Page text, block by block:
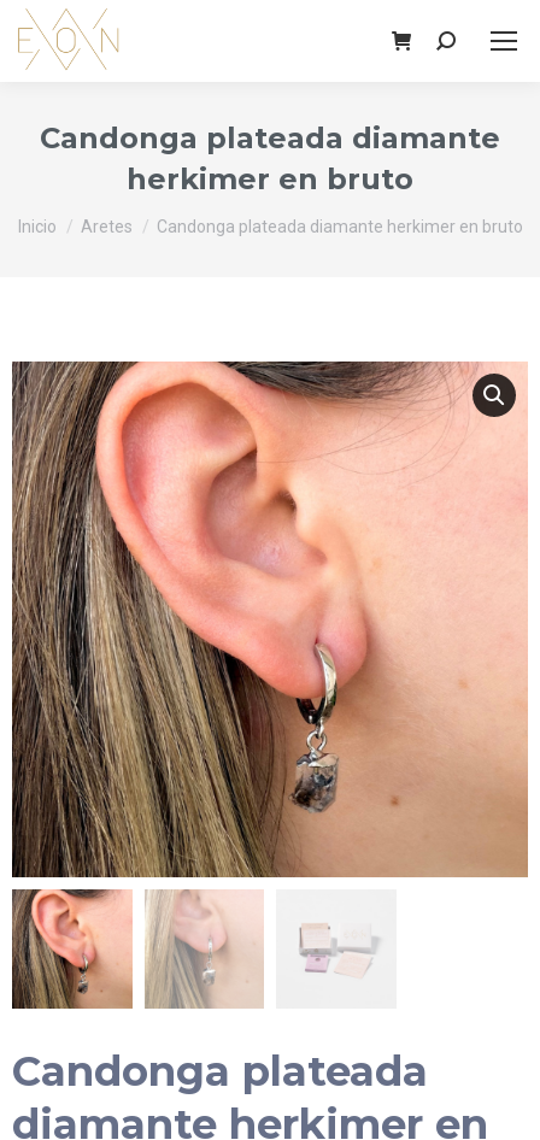
Buscar:
Candonga plateada diamante
herkimer en bruto
Estás aquí:
Inicio Aretes Candonga plateada diamante herkimer en bruto
Candonga plateada
diamante herkimer en